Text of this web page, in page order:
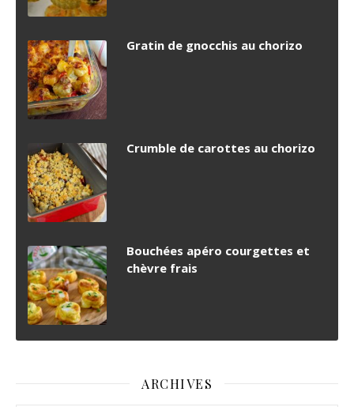
Gratin de gnocchis au chorizo
Crumble de carottes au chorizo
Bouchées apéro courgettes et
chèvre frais
ARCHIVES